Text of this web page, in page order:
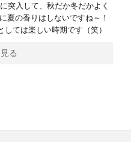
突入して、秋だか冬だかよく
夏の香りはしないですね～！
ては楽しい時期です（笑）
る